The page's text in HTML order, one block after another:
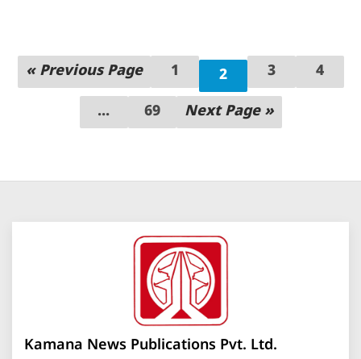
« Previous Page 1 2 3 4
... 69 Next Page »
Kamana News Publications Pvt. Ltd.